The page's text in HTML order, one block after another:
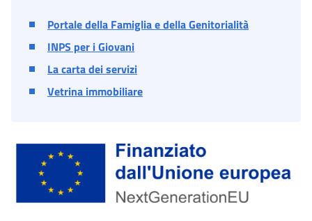
Portale della Famiglia e della Genitorialità
INPS per i Giovani
La carta dei servizi
Vetrina immobiliare